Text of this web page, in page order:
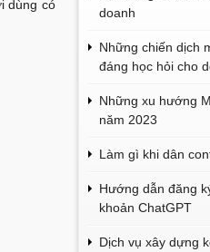
dùng có
doanh
Những chiến dịch
đáng học hỏi cho
Những xu hướng
năm 2023
Làm gì khi dân
Hướng dẫn đăng
khoản ChatGPT
Dịch vụ xây dựng